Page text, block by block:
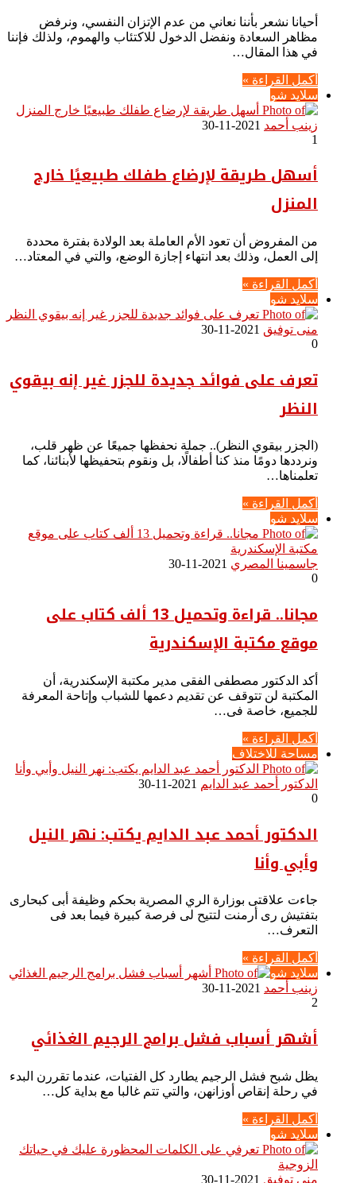
أحيانا نشعر بأننا نعاني من عدم الإتزان النفسي، ونرفض
مظاهر السعادة ونفضل الدخول للاكتئاب والهموم، ولذلك فإننا
في هذا المقال…
أكمل القراءة »
سلايد شو
زينب أحمد 2021-11-30
1
أسهل طريقة لإرضاع طفلك طبيعيًا خارج
المنزل
من المفروض أن تعود الأم العاملة بعد الولادة بفترة محددة
إلى العمل، وذلك بعد انتهاء إجازة الوضع، والتي في المعتاد…
أكمل القراءة »
سلايد شو
منى توفيق 2021-11-30
0
تعرف على فوائد جديدة للجزر غير إنه بيقوي
النظر
(الجزر بيقوي النظر).. جملة نحفظها جميعًا عن ظهر قلب،
ونرددها دومًا منذ كنا أطفالًا، بل ونقوم بتحفيظها لأبنائنا، كما
تعلمناها…
أكمل القراءة »
سلايد شو
جاسمينا المصري 2021-11-30
0
مجانا.. قراءة وتحميل 13 ألف كتاب على
موقع مكتبة الإسكندرية
أكد الدكتور مصطفى الفقى مدير مكتبة الإسكندرية، أن
المكتبة لن تتوقف عن تقديم دعمها للشباب وإتاحة المعرفة
للجميع، خاصة فى…
أكمل القراءة »
مساحة للاختلاف
الدكتور أحمد عبد الدايم 2021-11-30
0
الدكتور أحمد عبد الدايم يكتب: نهر النيل
وأبي وأنا
جاءت علاقتى بوزارة الري المصرية بحكم وظيفة أبى كبحارى
بتفتيش رى أرمنت لتتيح لى فرصة كبيرة فيما بعد فى
التعرف…
أكمل القراءة »
سلايد شو
زينب أحمد 2021-11-30
2
أشهر أسباب فشل برامج الرجيم الغذائي
يظل شبح فشل الرجيم يطارد كل الفتيات، عندما تقررن البدء
في رحلة إنقاص أوزانهن، والتي تتم غالبا مع بداية كل…
أكمل القراءة »
سلايد شو
منى توفيق 2021-11-30